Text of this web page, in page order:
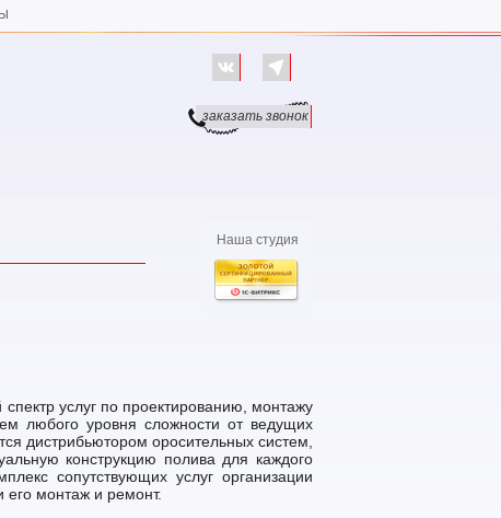
заказать звонок
Наша студия
услуг по проектированию, монтажу
любого уровня сложности от ведущих
дистрибьютором оросительных систем,
конструкцию полива для каждого
сопутствующих услуг организации
его монтаж и ремонт.